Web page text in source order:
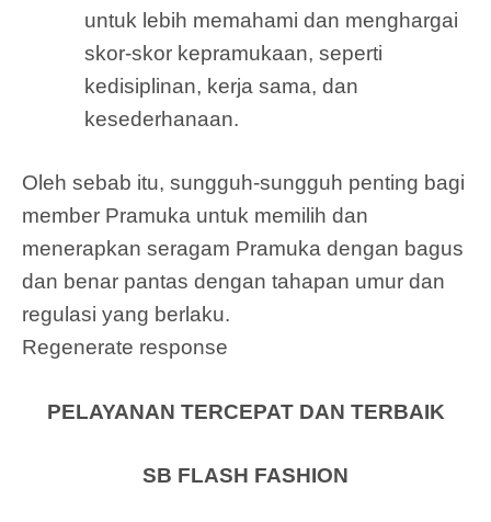
untuk lebih memahami dan menghargai
skor-skor kepramukaan, seperti
kedisiplinan, kerja sama, dan
kesederhanaan.
Oleh sebab itu, sungguh-sungguh penting bagi
member Pramuka untuk memilih dan
menerapkan seragam Pramuka dengan bagus
dan benar pantas dengan tahapan umur dan
regulasi yang berlaku.
Regenerate response
PELAYANAN TERCEPAT DAN TERBAIK
SB FLASH FASHION